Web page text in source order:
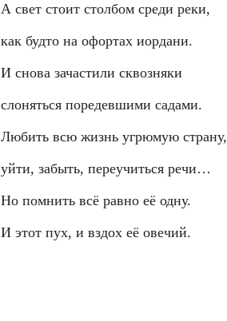
А свет стоит столбом среди реки,
как будто на офортах иордани.
И снова зачастили сквозняки
слоняться поредевшими садами.
Любить всю жизнь угрюмую страну,
уйти, забыть, переучиться речи…
Но помнить всё равно её одну.
И этот пух, и вздох её овечий.